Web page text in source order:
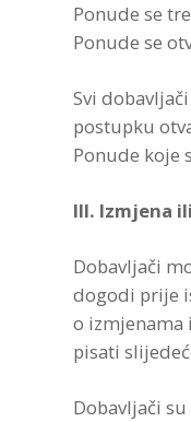
Ponude se
Ponude se
Svi
postupku
Ponude koje
III. Izmjena
Dobavljači
dogodi prije
o izmjenama
pisati
Dobavljači